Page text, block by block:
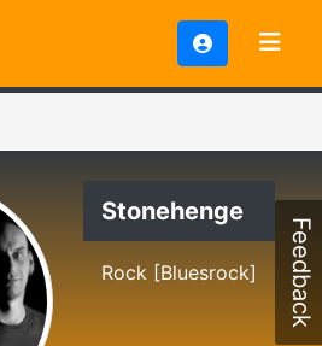
Stonehenge
Rock [Bluesrock] Feedback